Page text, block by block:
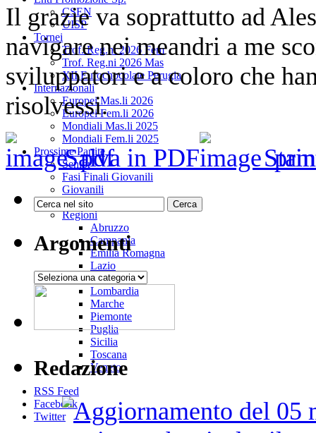
CSEN
UISP
Tornei
Trof. Reg.ni 2026 Fem
Trof. Reg.ni 2026 Mas
XII Eurochocolate Perugia
Internazionali
Europei Mas.li 2026
Europei Fem.li 2026
Mondiali Mas.li 2025
Mondiali Fem.li 2025
Prossime Partite
Senior
Fasi Finali Giovanili
Giovanili
Enti Prom. Sportiva
Regioni
Abruzzo
Campania
Emilia Romagna
Lazio
Liguria
Lombardia
Marche
Piemonte
Puglia
Sicilia
Toscana
Veneto
RSS Feed
Facebook
Twitter
Il grazie va soprattutto ad
navigare nei meandri a me
sviluppatori e a coloro che
risolvessi.
Salva in PDF
Argomenti
Argomenti
Redazione